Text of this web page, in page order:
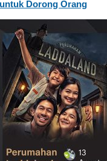
Dorong Orang